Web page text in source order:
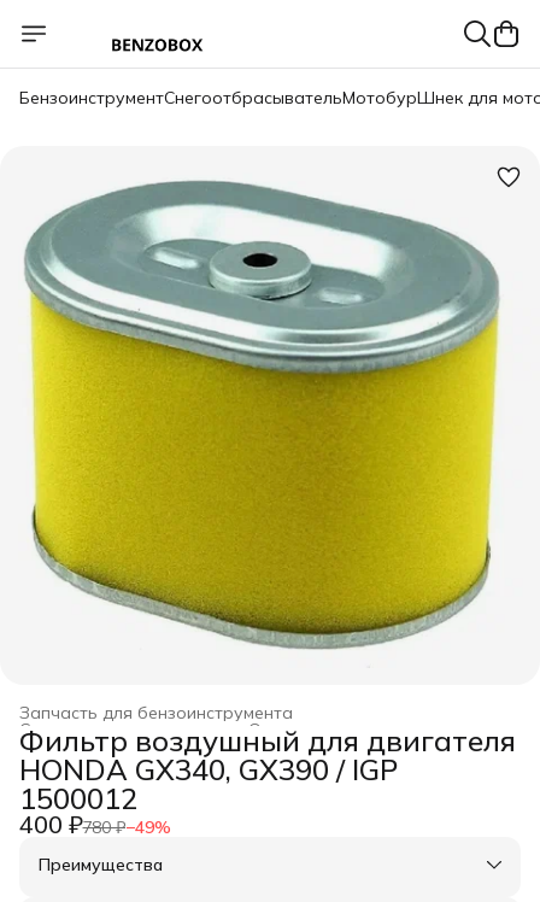
БензоинструментСнегоотбрасывательМотобурШнек для
Запчасть для бензоинструмента
Оснастка для инструмента
Строительство и ремонт
Главная ›
Фильтр воздушный для двигателя
HONDA GX340, GX390 / IGP
1500012
400 ₽780 ₽−49%
Преимущества
Оплата частями в Сплит